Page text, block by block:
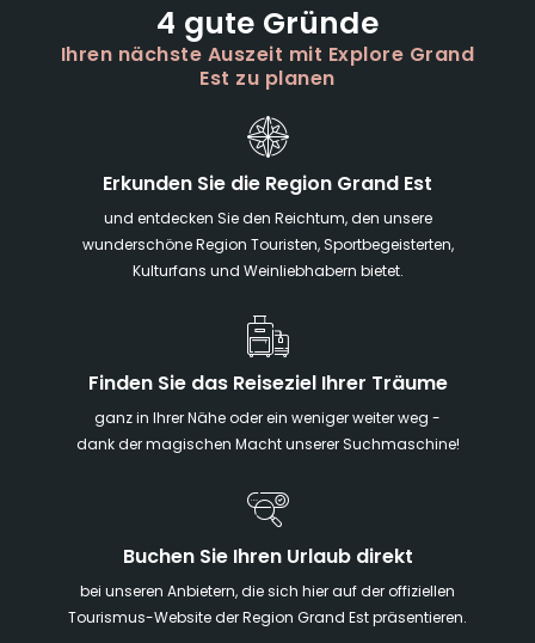
4 gute Gründe
Ihren nächste Auszeit mit Explore Grand
Est zu planen
Erkunden Sie die Region Grand Est
und entdecken Sie den Reichtum, den unsere
wunderschöne Region Touristen, Sportbegeisterten,
Kulturfans und Weinliebhabern bietet.
Finden Sie das Reiseziel Ihrer Träume
ganz in Ihrer Nähe oder ein weniger weiter weg -
dank der magischen Macht unserer Suchmaschine!
Buchen Sie Ihren Urlaub direkt
bei unseren Anbietern, die sich hier auf der offiziellen
Tourismus-Website der Region Grand Est präsentieren.